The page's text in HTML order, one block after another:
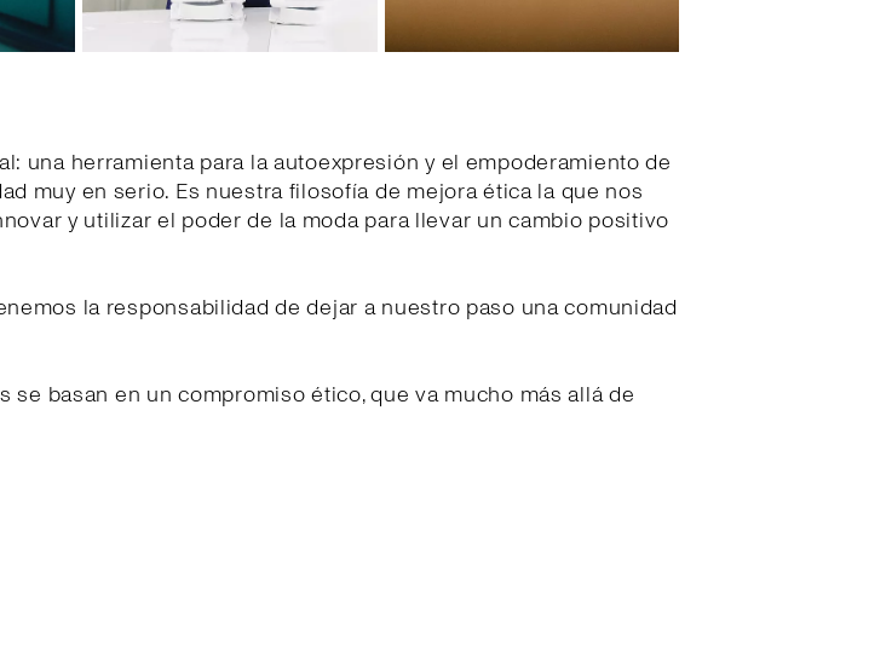
una herramienta para la autoexpresión y el empoderamiento de
muy en serio. Es nuestra filosofía de mejora ética la que nos
y utilizar el poder de la moda para llevar un cambio positivo
la responsabilidad de dejar a nuestro paso una comunidad
basan en un compromiso ético, que va mucho más allá de